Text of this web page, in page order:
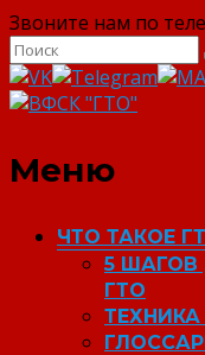
Звоните нам по
ВФСК "ГТО"
Меню
ЧТО ТАКОЕ
5 ШАГОВ
ГТО